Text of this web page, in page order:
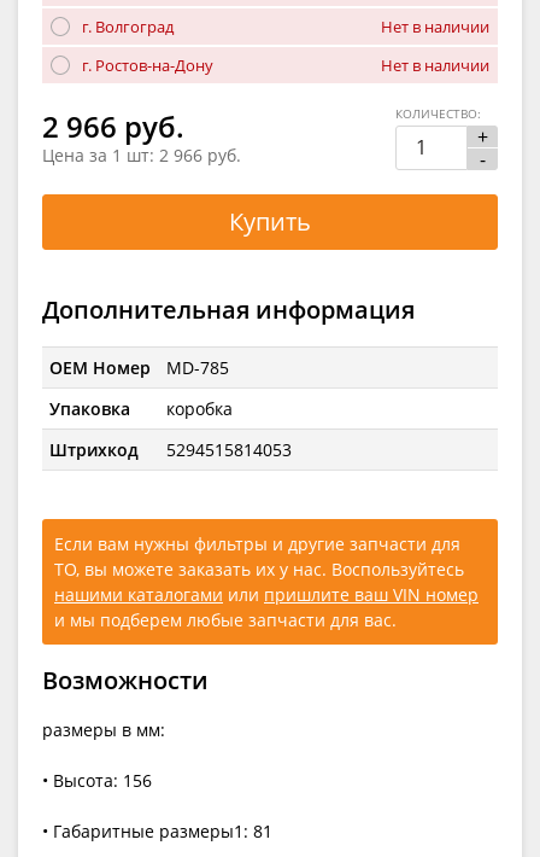
г. Волгоград
Нет в наличии
г. Ростов-на-Дону
Нет в наличии
2 966 руб.
Цена за 1 шт: 2 966 руб.
+
-
КОЛИЧЕСТВО:
Купить
Дополнительная информация
OEM Номер
MD-785
Упаковка
коробка
Штрихкод
5294515814053
Если вам нужны фильтры и другие запчасти для
ТО, вы можете заказать их у нас. Воспользуйтесь
нашими каталогами или пришлите ваш VIN номер
и мы подберем любые запчасти для вас.
Возможности
размеры в мм:
• Высота: 156
• Габаритные размеры1: 81